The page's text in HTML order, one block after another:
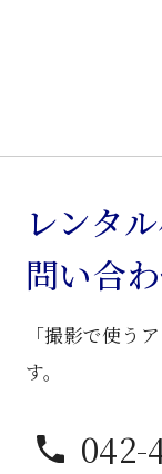
レンタ
問い合
「撮影で使う
す。
042-